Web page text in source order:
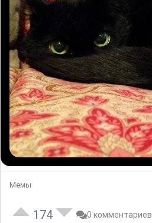
Мемы
174 0 комментариев